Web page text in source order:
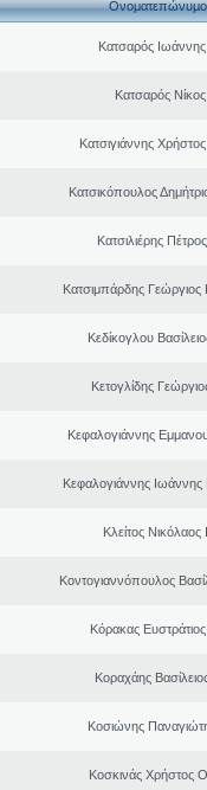
Ονοματεπώνυμο
Κατσαρός
Κατσαρός
Κατσιγιάννης
Κατσικόπουλος
Κατσιλιέρης
Κατσιμπάρδης Γεώργιος
Κεδίκογλου
Κετογλίδης
Κεφαλογιάννης
Κεφαλογιάννης Ιωάννης
Κλείτος
Κοντογιαννόπουλος
Κόρακας
Κοραχάης
Κοσιώνης
Κοσκινάς Χρήστος